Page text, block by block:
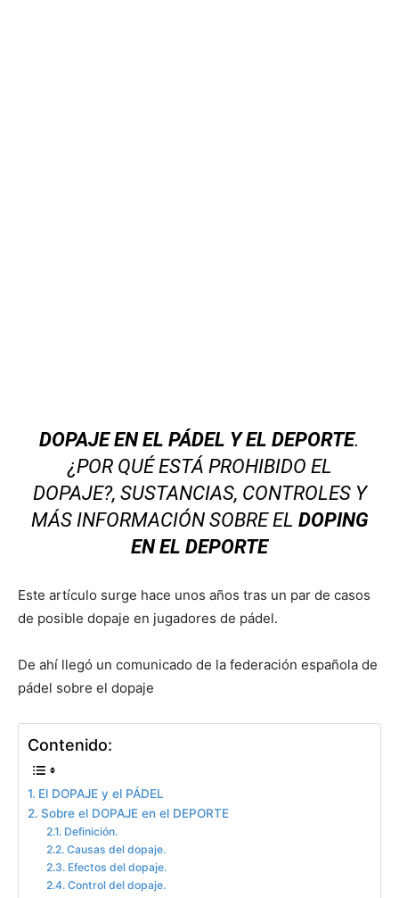
DOPAJE EN EL PÁDEL Y EL DEPORTE.
¿POR QUÉ ESTÁ PROHIBIDO EL
DOPAJE?, SUSTANCIAS, CONTROLES Y
MÁS INFORMACIÓN SOBRE EL DOPING
EN EL DEPORTE
Este artículo surge hace unos años tras un par de casos
de posible dopaje en jugadores de pádel.
De ahí llegó un comunicado de la federación española de
pádel sobre el dopaje
Contenido:
El DOPAJE y el PÁDEL
Sobre el DOPAJE en el DEPORTE
Definición.
Causas del dopaje.
Efectos del dopaje.
Control del dopaje.